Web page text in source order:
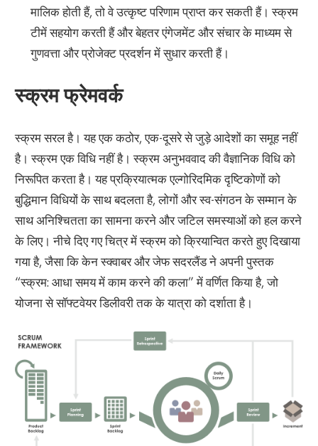
मालिक होती हैं, तो वे उत्कृष्ट परिणाम प्राप्त कर सकती हैं। स्क्रम
टीमें सहयोग करती हैं और बेहतर एंगेजमेंट और संचार के माध्यम से
गुणवत्ता और प्रोजेक्ट प्रदर्शन में सुधार करती हैं।
स्क्रम फ्रेमवर्क
स्क्रम सरल है। यह एक कठोर, एक-दूसरे से जुड़े आदेशों का समूह नहीं
है। स्क्रम एक विधि नहीं है। स्क्रम अनुभववाद की वैज्ञानिक विधि को
निरूपित करता है। यह प्रक्रियात्मक एल्गोरिदमिक दृष्टिकोणों को
बुद्धिमान विधियों के साथ बदलता है, लोगों और स्व-संगठन के सम्मान के
साथ अनिश्चितता का सामना करने और जटिल समस्याओं को हल करने
के लिए। नीचे दिए गए चित्र में स्क्रम को क्रियान्वित करते हुए दिखाया
गया है, जैसा कि केन स्क्वाबर और जेफ सदरलैंड ने अपनी पुस्तक
“स्क्रम: आधा समय में काम करने की कला” में वर्णित किया है, जो
योजना से सॉफ्टवेयर डिलीवरी तक के यात्रा को दर्शाता है।